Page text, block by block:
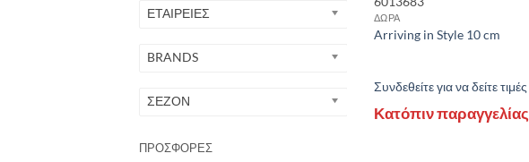
ΕΤΑΙΡΕΙΕΣ
BRANDS
ΣΕΖΟΝ
ΠΡΟΣΦΟΡΕΣ
ΔΩΡΑ
Arriving in Style 10 cm
Συνδεθείτε για να δείτε τιμές
Κατόπιν παραγγελίας